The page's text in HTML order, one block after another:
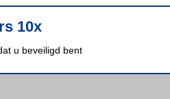
10x
u beveiligd bent